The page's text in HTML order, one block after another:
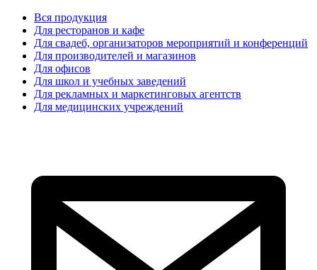
Вся продукция
Для ресторанов и кафе
Для свадеб, организаторов мероприятий и конференций
Для производителей и магазинов
Для офисов
Для школ и учебных заведений
Для рекламных и маркетинговых агентств
Для медицинских учреждений